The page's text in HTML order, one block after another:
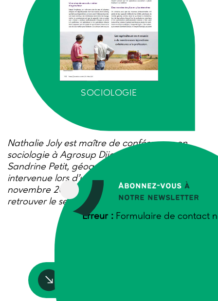
Abonnez-vous à
notre newsletter
Erreur : Formulaire de contact
SOCIOLOGIE
Nathalie Joly est maître de conférences en
sociologie à Agrosup Dijon. Avec sa collègue
Sandrine Petit, géographe à l’INRAE, elle est
intervenue lors d’une journée du RMT Travail de
novembre 2020 intitulée « Construire, perdre,
retrouver le sens du travail en agriculture ».